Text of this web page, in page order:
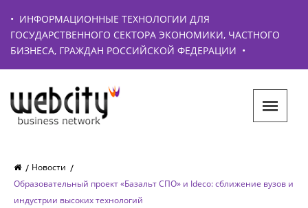
• ИНФОРМАЦИОННЫЕ ТЕХНОЛОГИИ ДЛЯ
ГОСУДАРСТВЕННОГО СЕКТОРА ЭКОНОМИКИ, ЧАСТНОГО
БИЗНЕСА, ГРАЖДАН РОССИЙСКОЙ ФЕДЕРАЦИИ •
Новости
Образовательный проект «Базальт СПО» и Ideco: сближение вузов и
индустрии высоких технологий